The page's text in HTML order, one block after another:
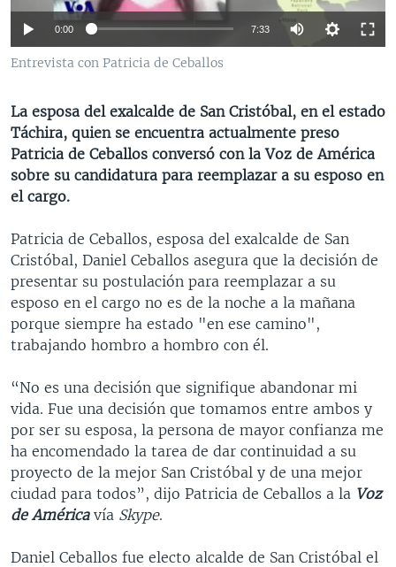
VENEZUELA
BRASIL
NICARAGUA
ECONOMÍA
ENTRETENIMIENTO Y CULTURA
DEPORTES
CIENCIA Y SALUD
MULTIMEDIA
VIDEOS
AUDIOS
PROGRAMAS TV
FORO INTERAMERICANO
VISIÓN 360
LAS CLAVES
PANORAMA
AVANCE INFORMATIVO
AUDIONOTICIAS
BUENOS DÍAS AMÉRICA
ESTADOS UNIDOS AL DÍA
EL MUNDO AL DÍA [RADIO]
FORO [RADIO]
DEPORTIVO INTERNACIONAL
NOTA ECONÓMICA
DIRECT
DOCUMENTALES DE LA VOA
Learning English
SÍGANOS
Idiomas
0:00 7:33
Entrevista con Patricia de Ceballos
La esposa del exalcalde de San Cristóbal, en el estado
Táchira, quien se encuentra actualmente preso
Patricia de Ceballos conversó con la Voz de América
sobre su candidatura para reemplazar a su esposo en
el cargo.
Patricia de Ceballos, esposa del exalcalde de San
Cristóbal, Daniel Ceballos asegura que la decisión de
presentar su postulación para reemplazar a su
esposo en el cargo no es de la noche a la mañana
porque siempre ha estado "en ese camino",
trabajando hombro a hombro con él.
“No es una decisión que signifique abandonar mi
vida. Fue una decisión que tomamos entre ambos y
por ser su esposa, la persona de mayor confianza me
ha encomendado la tarea de dar continuidad a su
proyecto de la mejor San Cristóbal y de una mejor
ciudad para todos”, dijo Patricia de Ceballos a la Voz
de Américavía Skype.
Daniel Ceballos fue electo alcalde de San Cristóbal el